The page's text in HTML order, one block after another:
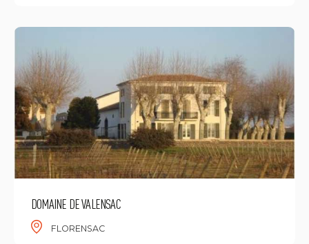
DOMAINE DE VALENSAC
FLORENSAC